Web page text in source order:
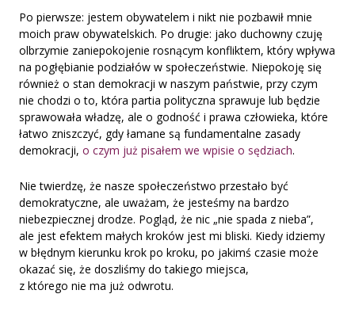
Po pierwsze: jestem obywatelem i nikt nie pozbawił mnie
moich praw obywatelskich. Po drugie: jako duchowny czuję
olbrzymie zaniepokojenie rosnącym konfliktem, który wpływa
na pogłębianie podziałów w społeczeństwie. Niepokoję się
również o stan demokracji w naszym państwie, przy czym
nie chodzi o to, która partia polityczna sprawuje lub będzie
sprawowała władzę, ale o godność i prawa człowieka, które
łatwo zniszczyć, gdy łamane są fundamentalne zasady
demokracji,o czym już pisałem we wpisie o sędziach.
Nie twierdzę, że nasze społeczeństwo przestało być
demokratyczne, ale uważam, że jesteśmy na bardzo
niebezpiecznej drodze. Pogląd, że nic „nie spada z nieba”,
ale jest efektem małych kroków jest mi bliski. Kiedy idziemy
w błędnym kierunku krok po kroku, po jakimś czasie może
okazać się, że doszliśmy do takiego miejsca,
z którego nie ma już odwrotu.